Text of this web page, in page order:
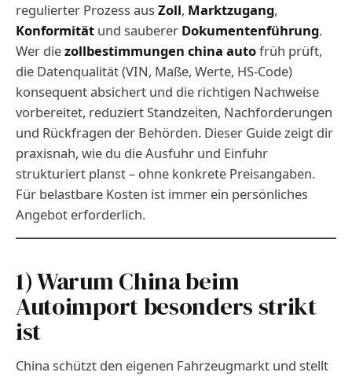
regulierter Prozess aus Zoll, Marktzugang,
Konformität und sauberer Dokumentenführung.
Wer diezollbestimmungen china autofrüh prüft,
die Datenqualität (VIN, Maße, Werte, HS-Code)
konsequent absichert und die richtigen Nachweise
vorbereitet, reduziert Standzeiten, Nachforderungen
und Rückfragen der Behörden. Dieser Guide zeigt dir
praxisnah, wie du die Ausfuhr und Einfuhr
strukturiert planst – ohne konkrete Preisangaben.
Für belastbare Kosten ist immer ein persönliches
Angebot erforderlich.
1) Warum China beim
Autoimport besonders strikt
ist
China schützt den eigenen Fahrzeugmarkt und stellt